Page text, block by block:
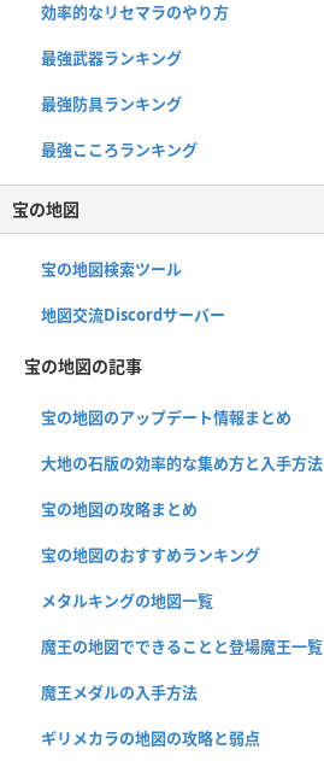
効率的なリセマラのやり方
最強武器ランキング
最強防具ランキング
最強こころランキング
宝の地図
宝の地図検索ツール
地図交流Discordサーバー
宝の地図の記事
宝の地図のアップデート情報まとめ
大地の石版の効率的な集め方と入手方法
宝の地図の攻略まとめ
宝の地図のおすすめランキング
メタルキングの地図一覧
魔王の地図でできることと登場魔王一覧
魔王メダルの入手方法
ギリメカラの地図の攻略と弱点